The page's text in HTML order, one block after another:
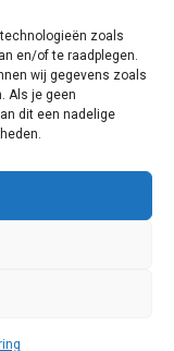
zoals
en/of te raadplegen.
wij gegevens zoals
Als je geen
dit een nadelige